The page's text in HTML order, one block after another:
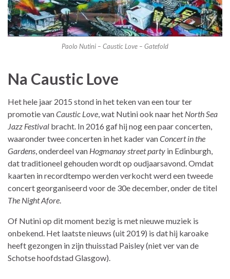
Paolo Nutini – Caustic Love – Gatefold
Na Caustic Love
Het hele jaar 2015 stond in het teken van een tour ter
promotie vanCaustic Love , wat Nutini ook naar het North Sea
Jazz Festival bracht. In 2016 gaf hij nog een paar concerten,
waaronder twee concerten in het kader vanConcert in the
Gardens , onderdeel van Hogmanay street party in Edinburgh,
dat traditioneel gehouden wordt op oudjaarsavond. Omdat
kaarten in recordtempo werden verkocht werd een tweede
concert georganiseerd voor de 30e december, onder de titel
The Night Afore
Of Nutini op dit moment bezig is met nieuwe muziek is
onbekend. Het laatste nieuws (uit 2019) is dat hij karoake
heeft gezongen in zijn thuisstad Paisley (niet ver van de
Schotse hoofdstad Glasgow).